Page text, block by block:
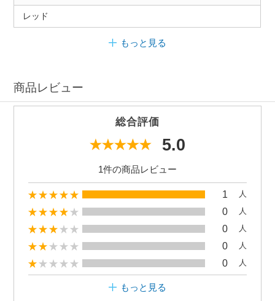
レッド
もっと見る
商品レビュー
総合評価
5.0
1件の商品レビュー
1 人
0 人
0 人
0 人
0 人
もっと見る